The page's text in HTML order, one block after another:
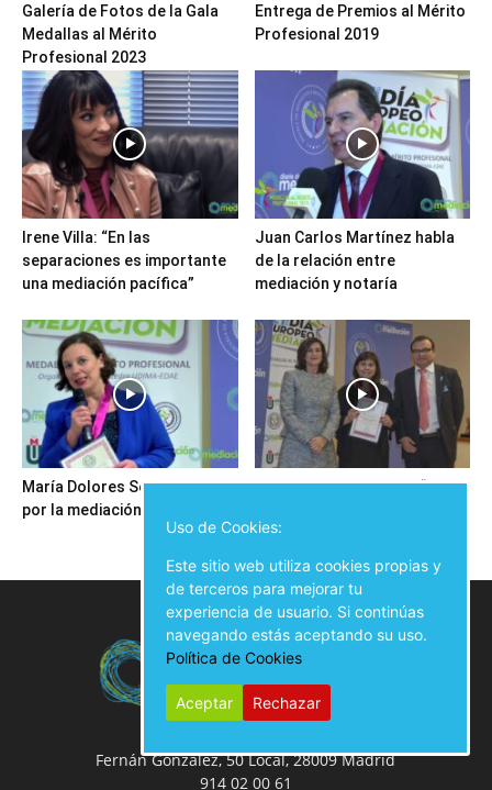
Galería de Fotos de la Gala
Medallas al Mérito
Profesional 2023
Entrega de Premios al Mérito
Profesional 2019
Irene Villa: “En las
separaciones es importante
una mediación pacífica”
Juan Carlos Martínez habla
de la relación entre
mediación y notaría
María Dolores Seijo trabaja
por la mediación en Galicia
Ansel Guillamat Rubio: “Hay
una sociedad...
Fernán González, 50 Local, 28009 Madrid
914 02 00 61
Uso de Cookies:
Este sitio web utiliza cookies propias y
de terceros para mejorar tu
experiencia de usuario. Si continúas
navegando estás aceptando su uso.
Política de Cookies
Aceptar Rechazar